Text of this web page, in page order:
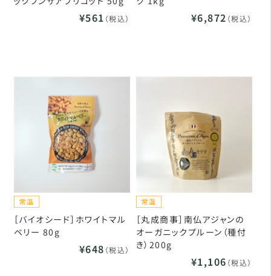
¥561 （税込） ¥6,872 （税込）
［バイオシード］ホワイトマル
ベリー 80g
¥648 （税込）
［丸成商事］南仏アジャンの
オーガニックプルーン（種付
き）200g
¥1,106 （税込）